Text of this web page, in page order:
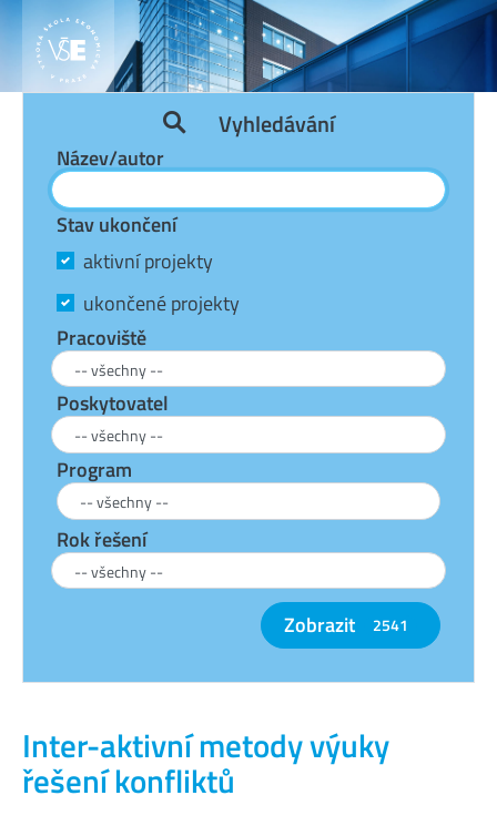
Inter-aktivní metody výuky
řešení konfliktů
Vyhledávání
Název/autor
Stav ukončení
aktivní projekty
ukončené projekty
Pracoviště
Poskytovatel
Program
Rok řešení
Zobrazit 2541